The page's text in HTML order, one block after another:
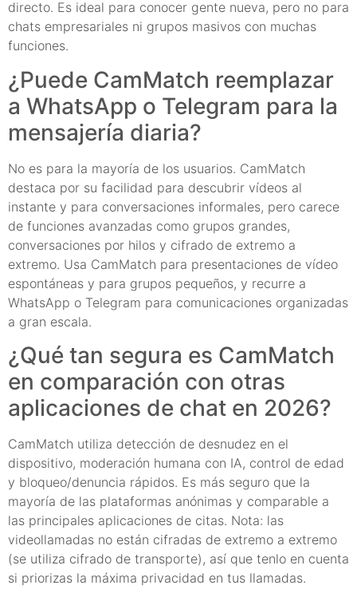
directo. Es ideal para conocer gente nueva, pero no para
chats empresariales ni grupos masivos con muchas
funciones.
¿Puede CamMatch reemplazar
a WhatsApp o Telegram para la
mensajería diaria?
No es para la mayoría de los usuarios. CamMatch
destaca por su facilidad para descubrir vídeos al
instante y para conversaciones informales, pero carece
de funciones avanzadas como grupos grandes,
conversaciones por hilos y cifrado de extremo a
extremo. Usa CamMatch para presentaciones de vídeo
espontáneas y para grupos pequeños, y recurre a
WhatsApp o Telegram para comunicaciones organizadas
a gran escala.
¿Qué tan segura es CamMatch
en comparación con otras
aplicaciones de chat en 2026?
CamMatch utiliza detección de desnudez en el
dispositivo, moderación humana con IA, control de edad
y bloqueo/denuncia rápidos. Es más seguro que la
mayoría de las plataformas anónimas y comparable a
las principales aplicaciones de citas. Nota: las
videollamadas no están cifradas de extremo a extremo
(se utiliza cifrado de transporte), así que tenlo en cuenta
si priorizas la máxima privacidad en tus llamadas.